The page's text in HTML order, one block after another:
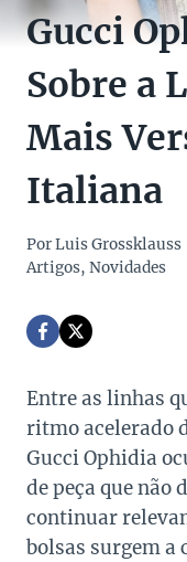
Gucci
Sobre a
Mais
Italiana
PorLuis Grossklauss
Artigos, Novidades
Entre as linhas
ritmo acelerado
Gucci Ophidia
de peça que não
continuar
bolsas surgem a